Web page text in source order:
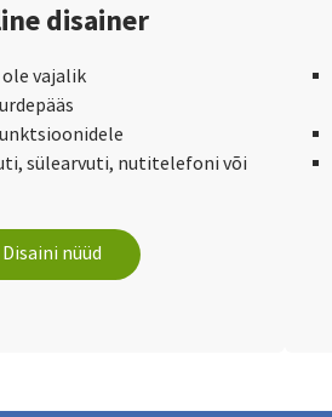
disainer
vajalik
sülearvuti, nutitelefoni või
Disaini nüüd